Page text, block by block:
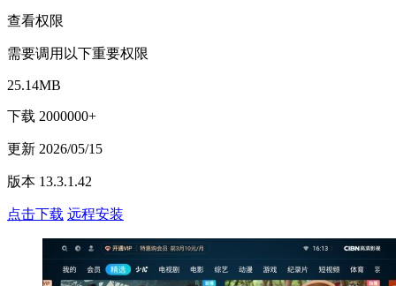
查看权限
需要调用以下重要权限
25.14MB
下载 2000000+
更新 2026/05/15
版本 13.3.1.42
点击下载 远程安装